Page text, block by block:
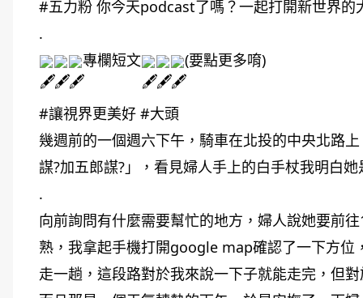
#五力粉 你今天podcast了嗎？一起打開新世界的
.
專欄短文
(要點更多唷)
#讓視界更美好 #大頭
幾週前的一個週六下午，騎車在北投的中央北路
謀?加五郎謀?」，看見婦人手上的白手杖我明白
.
向前詢問有什麼需要幫忙的地方，婦人說她要前
熟，我拿起手機打開google map確認了一下方位
走一趟，這段路對於我來說一下子就能走完，但